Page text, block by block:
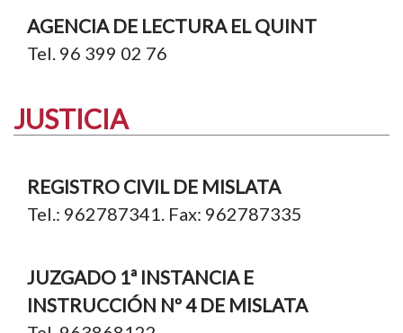
AGENCIA DE LECTURA EL QUINT
Tel. 96 399 02 76
JUSTICIA
REGISTRO CIVIL DE MISLATA
Tel.: 962787341. Fax: 962787335
JUZGADO 1ª INSTANCIA E
INSTRUCCIÓN Nº 4 DE MISLATA